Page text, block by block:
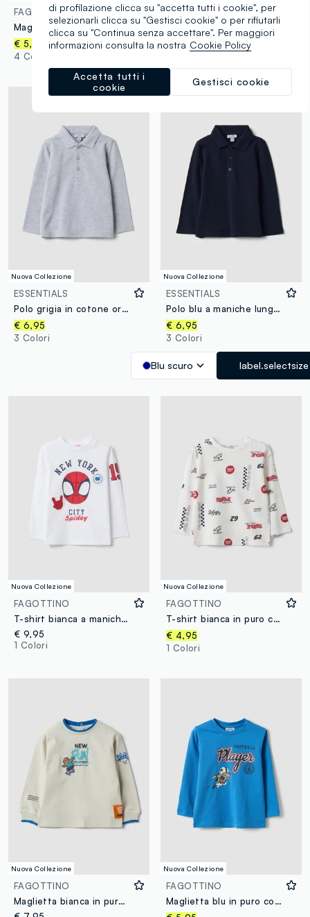
FAGOTTINO
Maglietta rossa in puro cotone organico con stampa cagnolino per bimbo
€ 5,95
4 Colori
FAGOTTINO
Camicia bianca a righe in puro cotone con taschino per bimbo
€ 12,95
1 Colori
Nuova Collezione
ESSENTIALS
Polo grigia in cotone organico a maniche lunghe
€ 6,95
3 Colori
Nuova Collezione
ESSENTIALS
Polo blu a maniche lunghe in cotone organico
€ 6,95
3 Colori
Blu scuro label.selectsize
Nuova Collezione
FAGOTTINO
T-shirt bianca a maniche lunghe in puro cotone con stampa MARVEL Spider-Man per bimbo
€ 9,95
1 Colori
Nuova Collezione
FAGOTTINO
T-shirt bianca in puro cotone organico con fantasia racing per bimbo
€ 4,95
1 Colori
Nuova Collezione
FAGOTTINO
Maglietta bianca in puro cotone a maniche lunghe con stampa per bimbo over fit
Nuova Collezione
FAGOTTINO
Maglietta blu in puro cotone organico con stampa cagnolino per bimbo
di profilazione clicca su "accetta tutti i cookie", per
selezionarli clicca su "Gestisci cookie" o per rifiutarli
clicca su "Continua senza accettare". Per maggiori
informazioni consulta la nostra Cookie Policy
Gestisci cookie
Accetta tutti i
cookie